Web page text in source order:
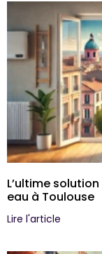
L’ultime
eau à Toulouse
Lire l'article